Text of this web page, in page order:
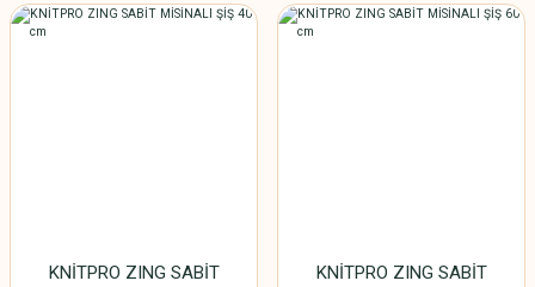
KNİTPRO ZING SABİT
KNİTPRO ZING SABİT